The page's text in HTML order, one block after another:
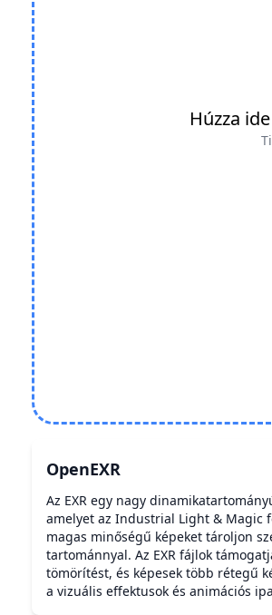
Húzza
OpenEXR
Az EXR egy nagy
amelyet az Industrial Light & Magic
magas minőségű képeket tároljon
tartománnyal. Az EXR fájlok
tömörítést, és képesek több rétegű
a vizuális effektusok és animációs